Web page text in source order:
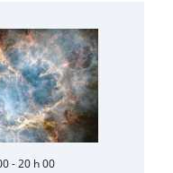
-20 h 00